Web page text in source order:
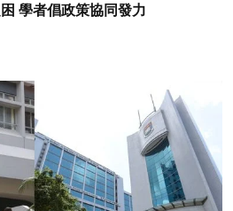
學者倡政策協同發力